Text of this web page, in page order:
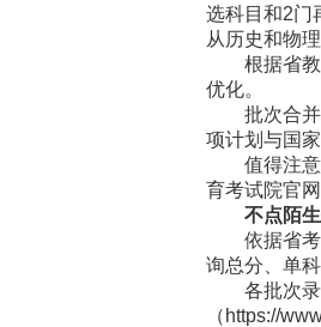
选科目和2门
从历史和物
根据省教育
优化。
批次合并调
项计划与国
值得注意的
育考试院官
不点陌
依据省考试
询总分、单
各批次录取
（https://